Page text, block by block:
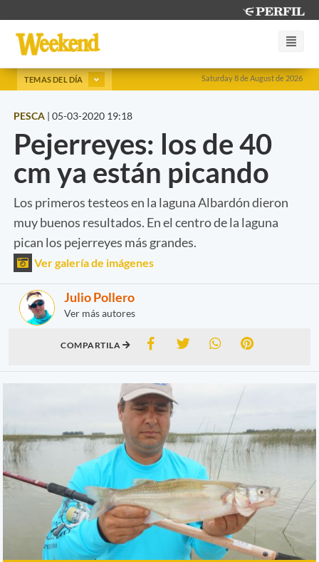
Saturday 8 de August de 2026
TEMAS DEL DÍA
PESCA | 05-03-2020 19:18
Pejerreyes: los de 40
cm ya están picando
Los primeros testeos en la laguna Albardón dieron
muy buenos resultados. En el centro de la laguna
pican los pejerreyes más grandes.
Ver galería de imágenes
Julio Pollero
Ver más autores
COMPARTILA